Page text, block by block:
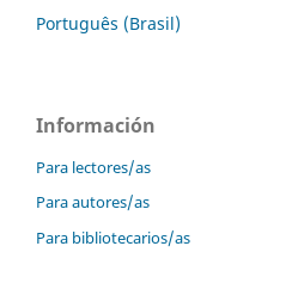
Português (Brasil)
Información
Para lectores/as
Para autores/as
Para bibliotecarios/as